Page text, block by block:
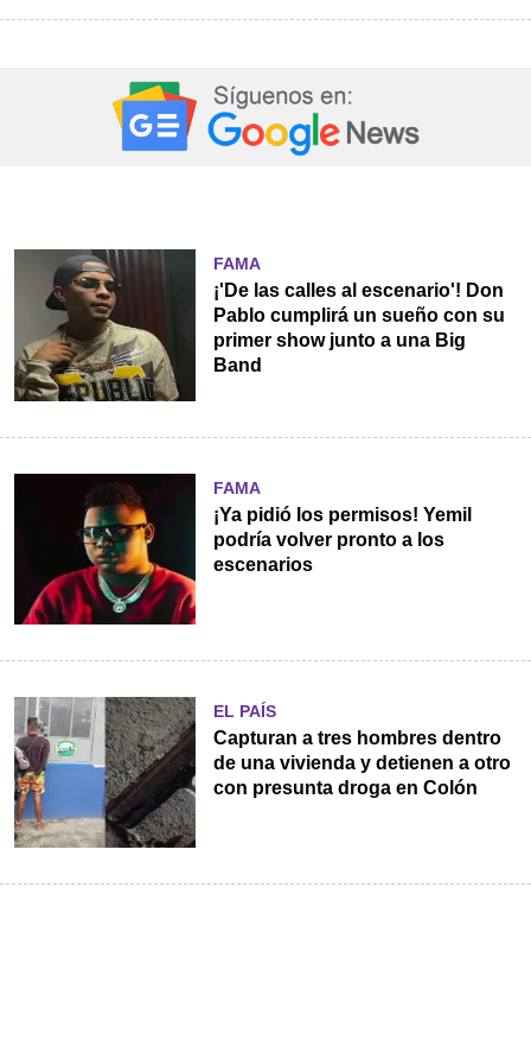
FAMA
¡'De las calles al escenario'! Don
Pablo cumplirá un sueño con su
primer show junto a una Big
Band
FAMA
¡Ya pidió los permisos! Yemil
podría volver pronto a los
escenarios
EL PAÍS
Capturan a tres hombres dentro
de una vivienda y detienen a otro
con presunta droga en Colón